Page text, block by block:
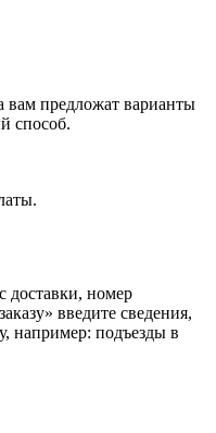
вам предложат варианты
способ.
доставки, номер
введите сведения,
например: подъезды в